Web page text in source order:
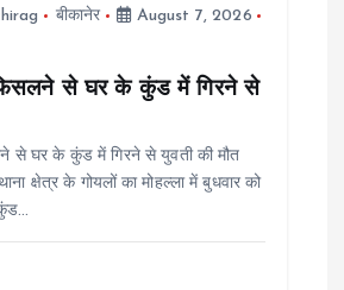
बीकानेर
August 7, 2026
से घर के कुंड में गिरने से
से घर के कुंड में गिरने से युवती की मौत
क्षेत्र के गोयलों का मोहल्ला में बुधवार को